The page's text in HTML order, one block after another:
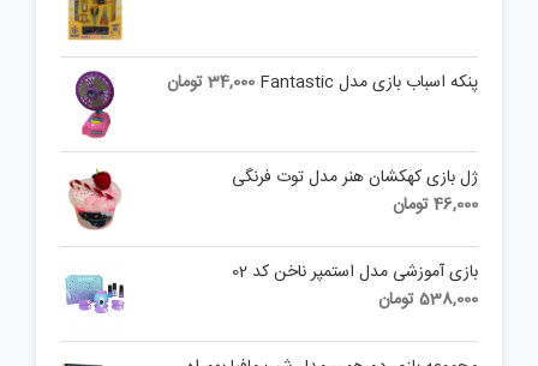
پنکه اسباب بازی مدل Fantastic 34,000تومان
ژل بازی کهکشان هنر مدل توت فرنگی
46,000تومان
بازی آموزشی مدل استمپر ناخن کد 02
538,000تومان